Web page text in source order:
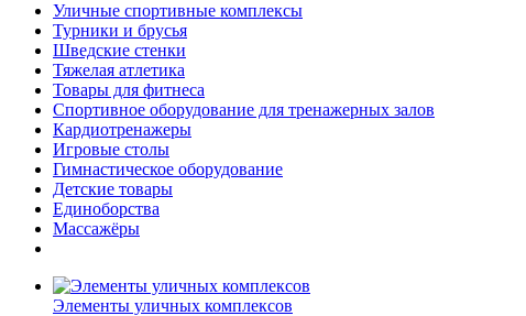
Уличные спортивные комплексы
Турники и брусья
Шведские стенки
Тяжелая атлетика
Товары для фитнеса
Спортивное оборудование для тренажерных залов
Кардиотренажеры
Игровые столы
Гимнастическое оборудование
Детские товары
Единоборства
Массажёры
Элементы уличных комплексов